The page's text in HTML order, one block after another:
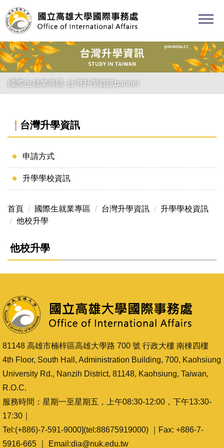
跳
到
主
要
內
容
區國際生就業專區-台灣升學資訊banner
台灣升學資訊
申請方式
升學學校資訊
首頁 國際生就業專區 台灣升學資訊
升學學校資訊
他校升學
他校升學
81148 高雄市楠梓區高雄大學路 700 號 行政大樓 南棟四樓
4th Floor, South Hall, Administration Building, 700, Kaohsiung
University Rd., Nanzih District, 81148, Kaohsiung, Taiwan,
R.O.C.
服務時間：星期一至星期五，上午08:30-12:00，下午13:30-
17:30｜
Tel:(+886)-7-591-9000](tel:88675919000) ｜Fax: +886-7-
5916-665 ｜ Email:dia@nuk.edu.tw